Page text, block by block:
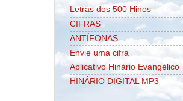
Letras dos 500 Hinos
CIFRAS
ANTÍFONAS
Envie uma cifra
Aplicativo Hinário Evangélico
HINÁRIO DIGITAL MP3